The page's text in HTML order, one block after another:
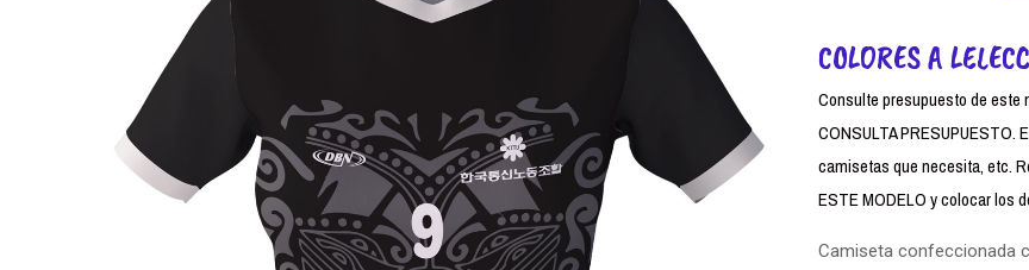
COLORES A
Consulte presupuesto de este
CONSULTA PRESUPUESTO.
camisetas que necesita, etc.
ESTE MODELO y colocar los
Camiseta confeccionada